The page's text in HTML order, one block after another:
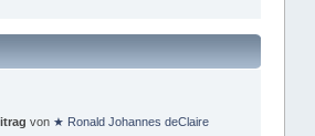
von ★ Ronald Johannes deClaire